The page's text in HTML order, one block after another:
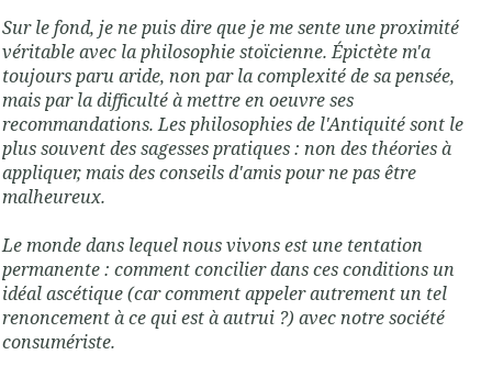
Sur le fond, je ne puis dire que je me sente une proximité
véritable avec la philosophie stoïcienne. Épictète m'a
toujours paru aride, non par la complexité de sa pensée,
mais par la difficulté à mettre en oeuvre ses
recommandations. Les philosophies de l'Antiquité sont le
plus souvent des sagesses pratiques : non des théories à
appliquer, mais des conseils d'amis pour ne pas être
malheureux.
Le monde dans lequel nous vivons est une tentation
permanente : comment concilier dans ces conditions un
idéal ascétique (car comment appeler autrement un tel
renoncement à ce qui est à autrui ?) avec notre société
consumériste.